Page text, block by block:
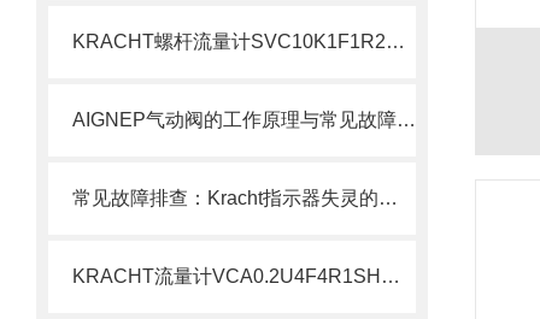
KRACHT螺杆流量计SVC10K1F1R2SH现货介绍
AIGNEP气动阀的工作原理与常见故障排除方法
常见故障排查：Kracht指示器失灵的原因与对策
KRACHT流量计VCA0.2U4F4R1SH现货介绍